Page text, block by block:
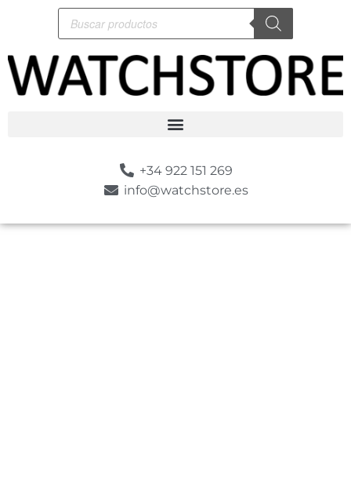
+34 922 151 269
info@watchstore.es